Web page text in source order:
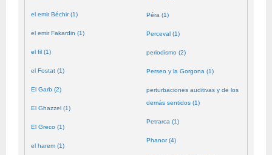
el emir Béchir (1)
el emir Fakardin (1)
el fil (1)
el Fostat (1)
El Garb (2)
El Ghazzel (1)
El Greco (1)
el harem (1)
Péra (1)
Perceval (1)
periodismo (2)
Perseo y la Gorgona (1)
perturbaciones auditivas y de los
demás sentidos (1)
Petrarca (1)
Phanor (4)